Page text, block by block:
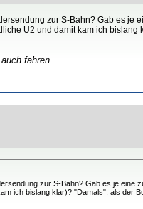
zur S-Bahn? Gab es je
U2 und damit kam ich
fahren.
zur S-Bahn? Gab es je eine
ich bislang klar)? "Damals", als der